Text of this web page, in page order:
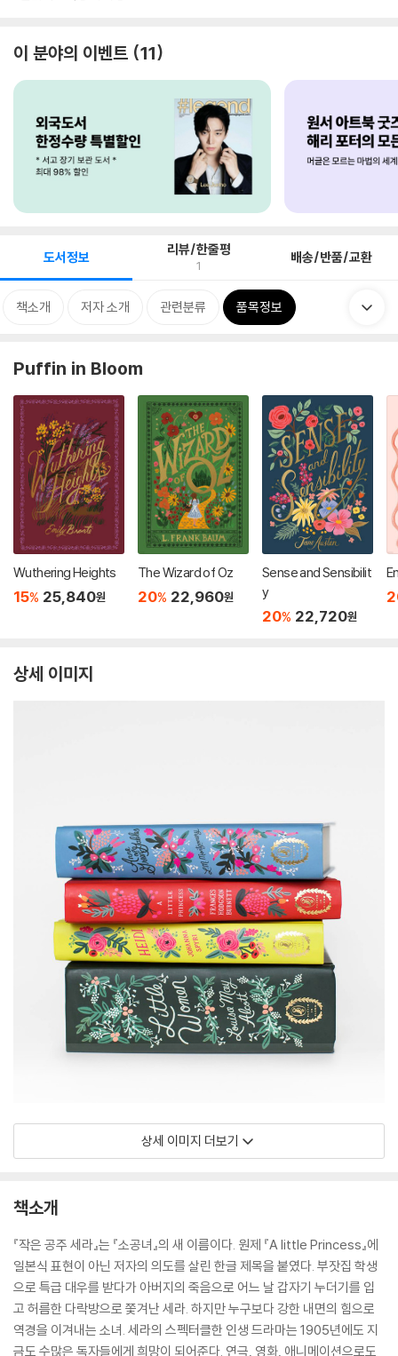
이 분야의 이벤트 11
도서정보 리뷰/한줄평
1 배송/반품/교환
책소개 저자 소개 관련분류 품목정보
Puffin in Bloom
Wuthering Heights
15% 25,840원
The Wizard of Oz
20% 22,960원
Sense and Sensibilit
y
20% 22,720원
상세 이미지
상세 이미지 더보기
책소개
『작은 공주 세라』는 『소공녀』의 새 이름이다. 원제 『A little Princess』에
일본식 표현이 아닌 저자의 의도를 살린 한글 제목을 붙였다. 부잣집 학생
으로 특급 대우를 받다가 아버지의 죽음으로 어느 날 갑자기 누더기를 입
고 허름한 다락방으로 쫓겨난 세라. 하지만 누구보다 강한 내면의 힘으로
역경을 이겨내는 소녀. 세라의 스펙터클한 인생 드라마는 1905년에도 지
금도 수많은 독자들에게 희망이 되어준다. 연극, 영화, 애니메이션으로도